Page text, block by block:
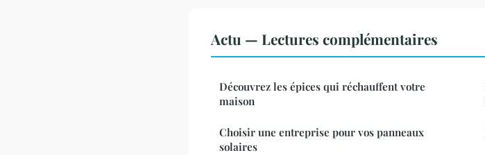
Actu — Lectures complémentaires
Découvrez les épices qui réchauffent votre
maison
Choisir une entreprise pour vos panneaux
solaires